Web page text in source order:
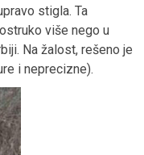
stigla. Ta
više nego u
Na žalost, rešeno je
i neprecizne).